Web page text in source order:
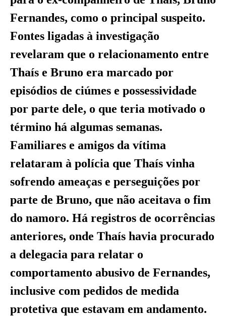
Fernandes, como o principal suspeito.
Fontes ligadas à investigação
revelaram que o relacionamento entre
Thaís e Bruno era marcado por
episódios de ciúmes e possessividade
por parte dele, o que teria motivado o
término há algumas semanas.
Familiares e amigos da vítima
relataram à polícia que Thaís vinha
sofrendo ameaças e perseguições por
parte de Bruno, que não aceitava o fim
do namoro. Há registros de ocorrências
anteriores, onde Thaís havia procurado
a delegacia para relatar o
comportamento abusivo de Fernandes,
inclusive com pedidos de medida
protetiva que estavam em andamento.